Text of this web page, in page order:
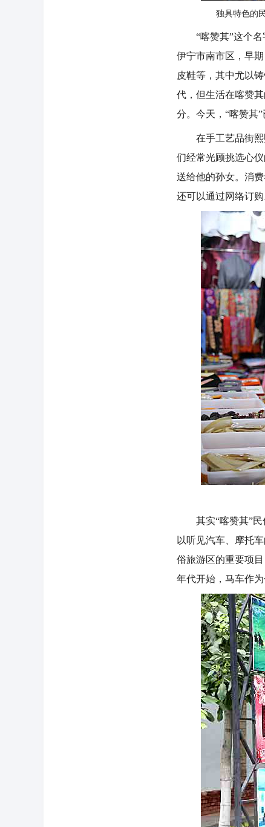
独具特色的
“喀赞其”这个名
伊宁市南市区，早
皮鞋等，其中尤以
代，但生活在喀赞
分。今天，“喀赞其
在手工艺品街熙
们经常光顾挑选心
送给他的孙女。消
还可以通过网络订购
其实“喀赞其”民
以听见汽车、摩托
俗旅游区的重要项
年代开始，马车作